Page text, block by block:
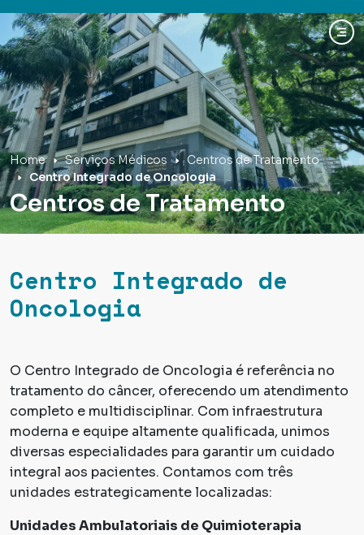
Hospital Mãe de Deus
Home Serviços Médicos
Centros de Tratamento
Centro Integrado de Oncologia
Centros de Tratamento
Centro Integrado de
Oncologia
O Centro Integrado de Oncologia é referência no
tratamento do câncer, oferecendo um atendimento
completo e multidisciplinar. Com infraestrutura
moderna e equipe altamente qualificada, unimos
diversas especialidades para garantir um cuidado
integral aos pacientes. Contamos com três
unidades estrategicamente localizadas:
Unidades Ambulatoriais de Quimioterapia